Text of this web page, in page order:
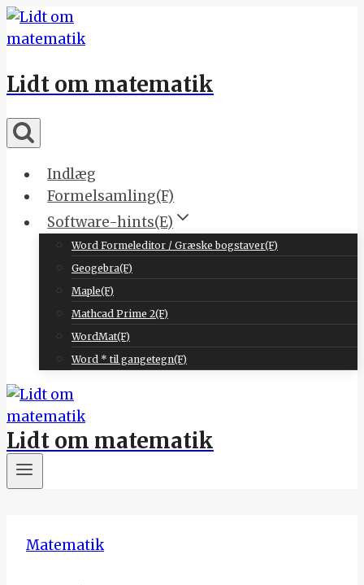
Skip
to
Lidt om matematik
Indlæg
Formelsamling(F)
Software-hints(E)
Word Formeleditor / Græske bogstaver(F)
Geogebra(F)
Maple(F)
Mathcad Prime 2(F)
WordMat(F)
Word * til gangetegn(F)
Lidt om matematik
Matematik